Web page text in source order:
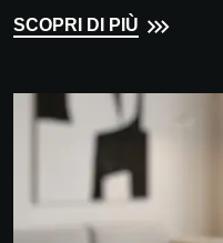
SCOPRI DI PIÙ